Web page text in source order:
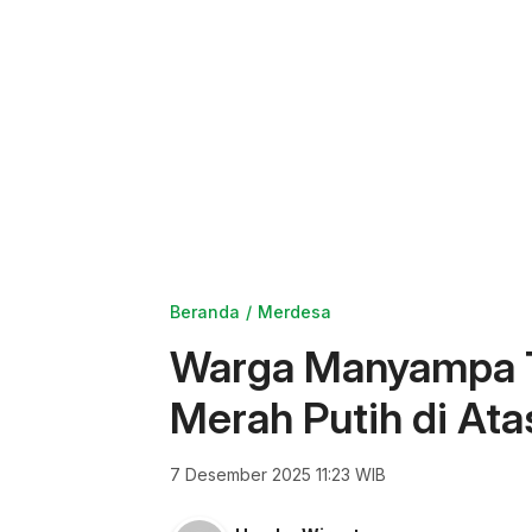
Beranda Merdesa
Warga Manyampa
Merah Putih di
7 Desember 2025 11:23 WIB